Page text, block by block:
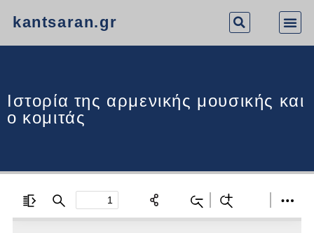
kantsaran.gr
Ιστορία της αρμενικής μουσικής και
ο κομιτάς